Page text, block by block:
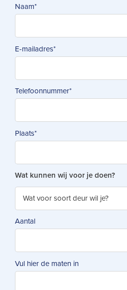
Naam*
E-mailadres*
Telefoonnummer*
Plaats*
Wat kunnen wij voor je doen?
Aantal
Vul hier de maten in